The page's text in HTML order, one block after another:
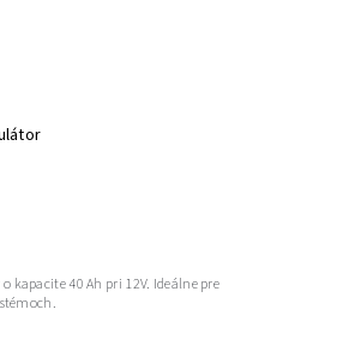
kapacite 40 Ah pri 12V. Ideálne pre